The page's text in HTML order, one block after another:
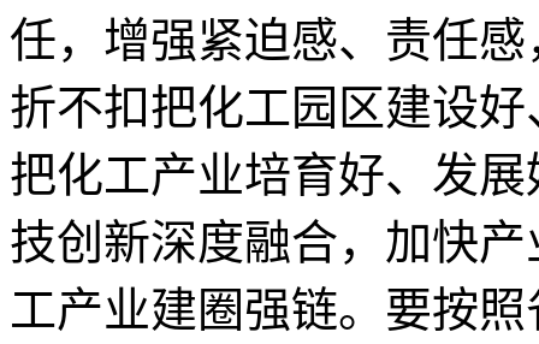
任，增强紧迫感、责任
折不扣把化工园区建设
把化工产业培育好、发
技创新深度融合，加快
工产业建圈强链。要按